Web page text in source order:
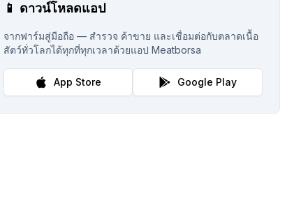
📱 ดาวน์โหลดแอป
จากฟาร์มสู่มือถือ — สำรวจ ค้าขาย และเชื่อมต่อกับตลาดเนื้อ
สัตว์ทั่วโลกได้ทุกที่ทุกเวลาด้วยแอป Meatborsa
App Store Google Play